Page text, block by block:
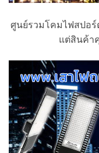
ศูนย์รวมโคมไฟสปอร์
แต่สินค้า